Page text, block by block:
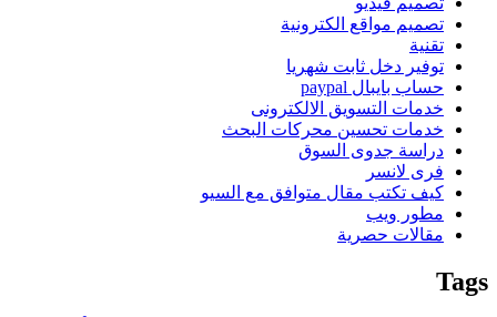
تصميم مواقع الكترونية
تقنية
توفير دخل ثابت شهريا
حساب بايبال paypal
خدمات التسويق الالكترونى
خدمات تحسين محركات البحث
دراسة جدوى السوق
فرى لانسر
كيف تكتب مقال متوافق مع السيو
مطور ويب
مقالات حصرية
Tags